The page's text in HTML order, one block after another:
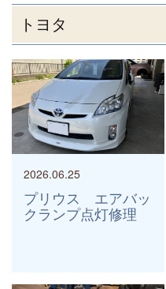
トヨタ
プリウス エアバッ
クランプ点灯修理
2026.06.25